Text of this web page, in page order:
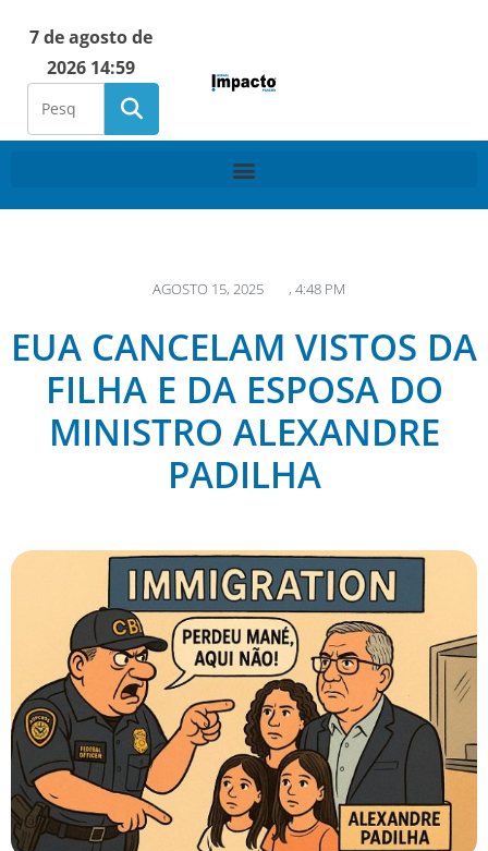
7 de agosto de
2026 14:59
AGOSTO 15, 2025 , 4:48 PM
EUA CANCELAM VISTOS DA
FILHA E DA ESPOSA DO
MINISTRO ALEXANDRE
PADILHA